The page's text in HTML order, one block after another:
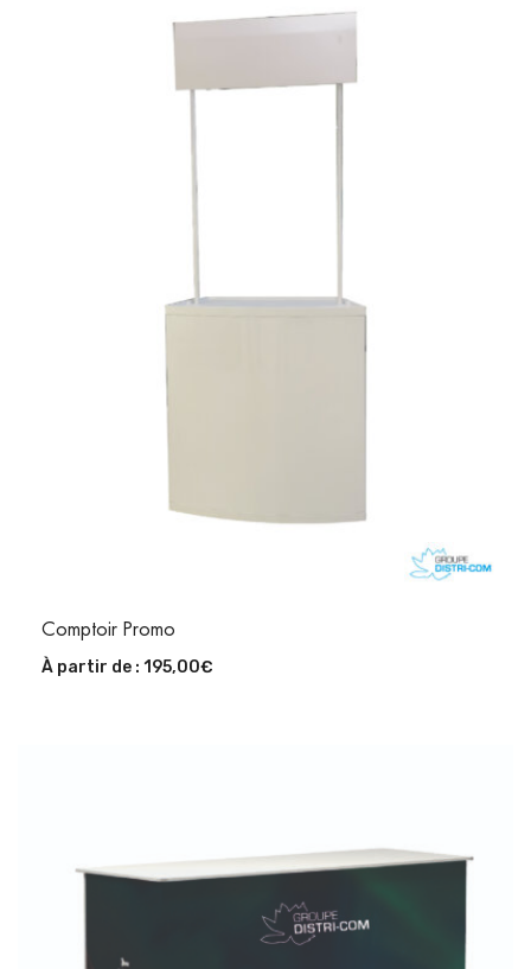
Comptoir Promo
À partir de : 195,00€